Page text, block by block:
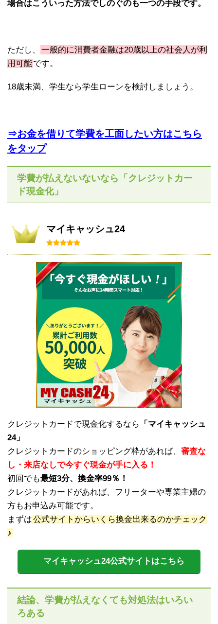
場合はこういった方法でしのぐのも一つの手段です。
ただし、
一般的に消費者金融は20歳以上の社会人が利
用可能です。
18歳未満、学生なら学生ローンを検討しましょう。
⇒お金を借りて学費を工面したい方はこちら
をタップ
学費が払えないないなら「クレジットカー
ド現金化」
マイキャッシュ24
クレジットカードで現金化するなら
「マイキャッシュ
24」
クレジットカードのショッピング枠があれば、 審査な
し・来店なしで今すぐ現金が手に入る！
初回でも最短3分、換金率99％！
クレジットカードがあれば、フリーターや専業主婦の
方もお申込み可能です。
まずは公式サイトからいくら換金出来るのかチェック
♪
マイキャッシュ24公式サイトはこちら
結論、学費が払えなくても対処法はいろい
ろある